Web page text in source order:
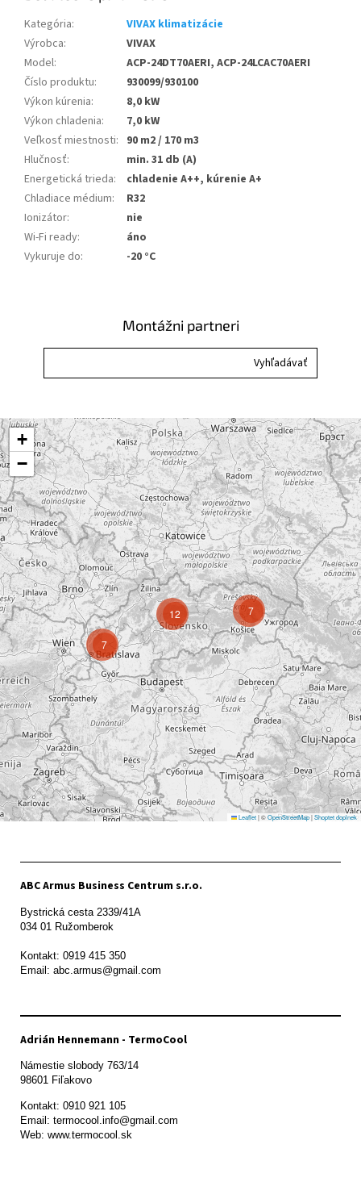
Kategória:
VIVAX klimatizácie
Výrobca:
VIVAX
Model:
ACP-24DT70AERI, ACP-24LCAC70AERI
Číslo produktu:
930099/930100
Výkon kúrenia:
8,0 kW
Výkon chladenia:
7,0 kW
Veľkosť miestnosti: 90 m2 / 170 m3
Hlučnosť:
min. 31 db (A)
Energetická trieda:
chladenie A++, kúrenie A+
Chladiace médium:
R32
Ionizátor:
nie
Wi-Fi ready:
áno
Vykuruje do: -20 °C
Montážni partneri
7
7
12
+
−
Leaflet|©OpenStreetMap|Shoptet doplnek
ABC Armus Business Centrum s.r.o.
Bystrická cesta 2339/41A
034 01 Ružomberok
Kontakt: 0919 415 350
Adrián Hennemann - TermoCool
Námestie slobody 763/14
98601 Fiľakovo
Kontakt: 0910 921 105
Email: termocool.info@gmail.com
Web: www.termocool.sk